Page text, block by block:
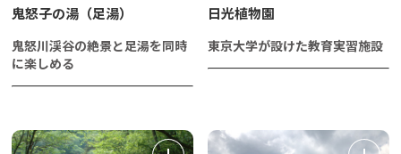
鬼怒子の湯（足湯）
鬼怒川渓谷の絶景と足湯を同時
に楽しめる
日光植物園
東京大学が設けた教育実習施設